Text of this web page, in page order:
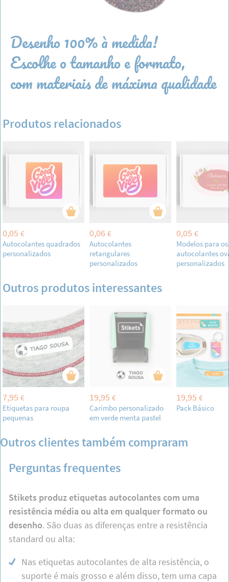
Desenho 100% à medida!
Escolhe o tamanho e formato,
com materiais de máxima qualidade
Produtos relacionados
0,05 €
Autocolantes quadrados
personalizados
0,06 €
Autocolantes
retangulares
personalizados
0,05 €
Modelos para
autocolantes
personalizados
Outros produtos interessantes
7,95 €
Etiquetas para roupa
pequenas
19,95 €
Carimbo personalizado
em verde menta pastel
19,95 €
Pack Básico
Outros clientes também compraram
Perguntas frequentes
Stikets produz etiquetas autocolantes com uma